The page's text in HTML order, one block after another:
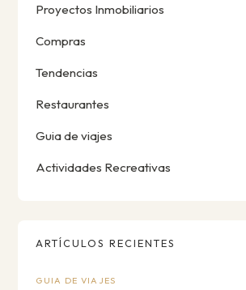
Proyectos Inmobiliarios
Compras
Tendencias
Restaurantes
Guia de viajes
Actividades Recreativas
ARTÍCULOS RECIENTES
GUIA DE VIAJES